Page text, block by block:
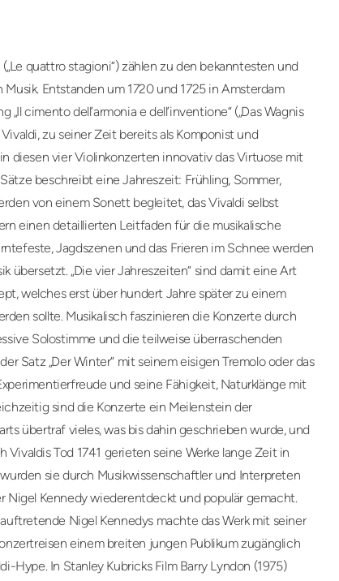
quattro stagioni“) zählen zu den bekanntesten und
Entstanden um 1720 und 1725 in Amsterdam
cimento dell’armonia e dell’inventione“ („Das Wagnis
zu seiner Zeit bereits als Komponist und
diesen vier Violinkonzerten innovativ das Virtuose mit
beschreibt eine Jahreszeit: Frühling, Sommer,
von einem Sonett begleitet, das Vivaldi selbst
einen detaillierten Leitfaden für die musikalische
Jagdszenen und das Frieren im Schnee werden
übersetzt. „Die vier Jahreszeiten“ sind damit eine Art
welches erst über hundert Jahre später zu einem
sollte. Musikalisch faszinieren die Konzerte durch
Solostimme und die teilweise überraschenden
Satz „Der Winter“ mit seinem eisigen Tremolo oder das
und seine Fähigkeit, Naturklänge mit
sind die Konzerte ein Meilenstein der
übertraf vieles, was bis dahin geschrieben wurde, und
Tod 1741 gerieten seine Werke lange Zeit in
sie durch Musikwissenschaftler und Interpreten
Nigel Kennedy wiederentdeckt und populär gemacht.
Nigel Kennedys machte das Werk mit seiner
einem breiten jungen Publikum zugänglich
Hype. In Stanley Kubricks Film Barry Lyndon (1975)